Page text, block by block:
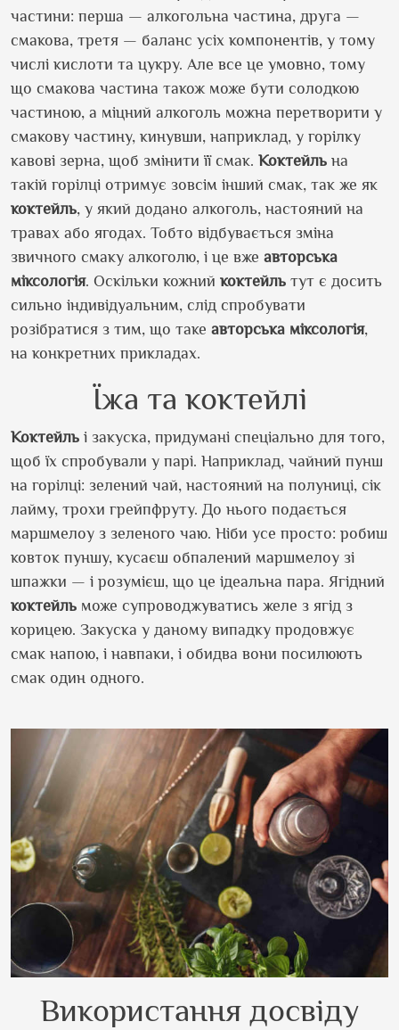
частини: перша — алкогольна частина, друга —
смакова, третя — баланс усіх компонентів, у тому
числі кислоти та цукру. Але все це умовно, тому
що смакова частина також може бути солодкою
частиною, а міцний алкоголь можна перетворити у
смакову частину, кинувши, наприклад, у горілку
кавові зерна, щоб змінити її смак. Коктейль на
такій горілці отримує зовсім інший смак, так же як
коктейль, у який додано алкоголь, настояний на
травах або ягодах. Тобто відбувається зміна
звичного смаку алкоголю, і це вже авторська
міксологія. Оскільки кожний коктейль тут є досить
сильно індивідуальним, слід спробувати
розібратися з тим, що таке авторська міксологія,
на конкретних прикладах.
Їжа та коктейлі
Коктейль і закуска, придумані спеціально для того,
щоб їх спробували у парі. Наприклад, чайний пунш
на горілці: зелений чай, настояний на полуниці, сік
лайму, трохи грейпфруту. До нього подається
маршмелоу з зеленого чаю. Ніби усе просто: робиш
ковток пуншу, кусаєш обпалений маршмелоу зі
шпажки — і розумієш, що це ідеальна пара. Ягідний
коктейль може супроводжуватись желе з ягід з
корицею. Закуска у даному випадку продовжує
смак напою, і навпаки, і обидва вони посилюють
смак один одного.
Використання досвіду